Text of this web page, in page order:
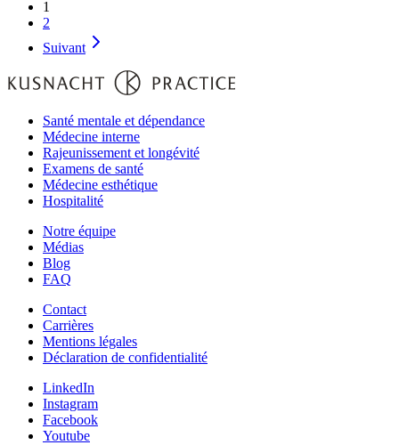
1
2
Suivant
Santé mentale et dépendance
Médecine interne
Rajeunissement et longévité
Examens de santé
Médecine esthétique
Hospitalité
Notre équipe‌
Médias
Blog
FAQ
Contact
Carrières
Mentions légales
Déclaration de confidentialité
LinkedIn
Instagram
Facebook
Youtube